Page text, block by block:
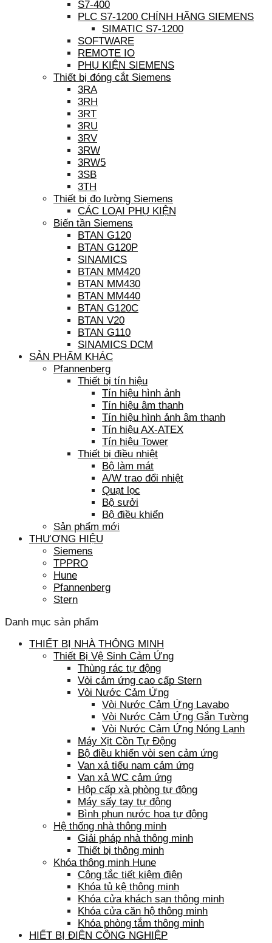
S7-400
PLC S7-1200 CHÍNH HÃNG SIEMENS
SIMATIC S7-1200
SOFTWARE
REMOTE IO
PHỤ KIỆN SIEMENS
Thiết bị đóng cắt Siemens
3RA
3RH
3RT
3RU
3RV
3RW
3RW5
3SB
3TH
Thiết bị đo lường Siemens
CÁC LOẠI PHỤ KIỆN
Biến tần Siemens
BTAN G120
BTAN G120P
SINAMICS
BTAN MM420
BTAN MM430
BTAN MM440
BTAN G120C
BTAN V20
BTAN G110
SINAMICS DCM
SẢN PHẨM KHÁC
Pfannenberg
Thiết bị tín hiệu
Tín hiệu hình ảnh
Tín hiệu âm thanh
Tín hiệu hình ảnh âm thanh
Tín hiệu AX-ATEX
Tín hiệu Tower
Thiết bị điều nhiệt
Bộ làm mát
A/W trao đổi nhiệt
Quạt lọc
Bộ sưởi
Bộ điều khiển
Sản phẩm mới
THƯƠNG HIỆU
Siemens
TPPRO
Hune
Pfannenberg
Stern
Danh mục sản phẩm
THIẾT BỊ NHÀ THÔNG MINH
Thiết Bị Vệ Sinh Cảm Ứng
Thùng rác tự động
Vòi cảm ứng cao cấp Stern
Vòi Nước Cảm Ứng
Vòi Nước Cảm Ứng Lavabo
Vòi Nước Cảm Ứng Gắn Tường
Vòi Nước Cảm Ứng Nóng Lạnh
Máy Xịt Cồn Tự Động
Bộ điều khiển vòi sen cảm ứng
Van xả tiểu nam cảm ứng
Van xả WC cảm ứng
Hộp cấp xà phòng tự động
Máy sấy tay tự động
Bình phun nước hoa tự động
Hệ thống nhà thông minh
Giải pháp nhà thông minh
Thiết bị thông minh
Khóa thông minh Hune
Công tắc tiết kiệm điện
Khóa tủ kệ thông minh
Khóa cửa khách sạn thông minh
Khóa cửa căn hộ thông minh
Khóa phòng tắm thông minh
HIẾT BỊ ĐIỆN CÔNG NGHIỆP